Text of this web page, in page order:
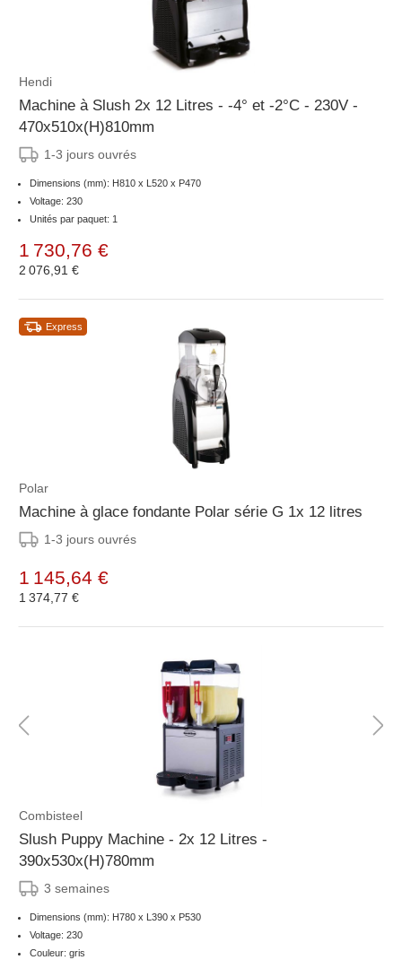
Hendi
Machine à Slush 2x 12 Litres - -4° et -2°C - 230V -
470x510x(H)810mm
1-3 jours ouvrés
Dimensions (mm): H810 x L520 x P470
Voltage: 230
Unités par paquet: 1
1 730,76 €
2 076,91 €
Express
Polar
Machine à glace fondante Polar série G 1x 12 litres
1-3 jours ouvrés
1 145,64 €
1 374,77 €
Combisteel
Slush Puppy Machine - 2x 12 Litres -
390x530x(H)780mm
3 semaines
Dimensions (mm): H780 x L390 x P530
Voltage: 230
Couleur: gris